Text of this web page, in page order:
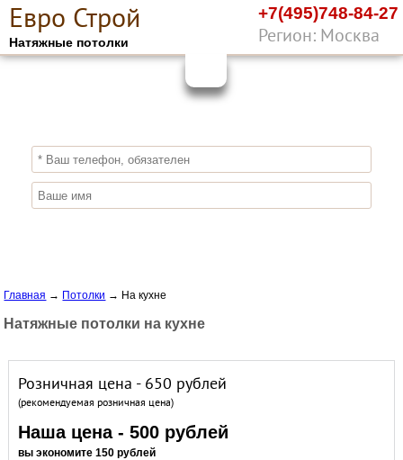
Евро Строй
Натяжные потолки
+7(495)748-84-27
Регион: Москва
ПОЛУЧИ СКИДКУ10%
Главная → Потолки → На кухне
Натяжные потолки на кухне
Розничная цена - 650 рублей
(рекомендуемая розничная цена)
Наша цена - 500 рублей
вы экономите 150 рублей